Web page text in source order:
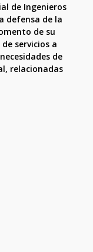
de Ingenieros
defensa de la
de su
servicios a
de
relacionadas